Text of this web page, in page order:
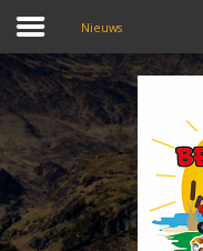
Home
Nieuws